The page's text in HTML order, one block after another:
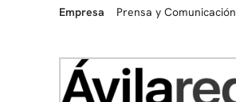
Empresa Prensa y Comunicación